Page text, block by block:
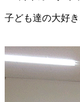
子ども達の大好